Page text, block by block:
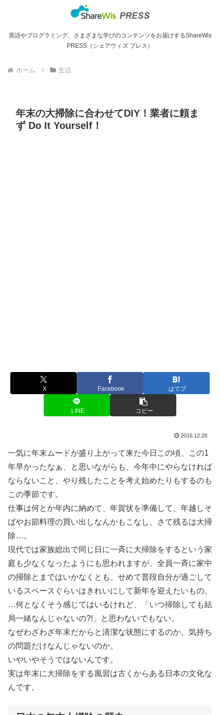
英語やプログラミング、さまざまな学びのコンテンツをお届けするShareWis
PRESS（シェアウィズ プレス）
ホーム 生活
年末の大掃除に合わせてDIY！業者に頼ま
ず Do It Yourself！
X Facebook はてブ
LINE コピー
2016.12.28
一気に年末ムードが盛り上がって来た今日この頃、この1
年早かったなぁ、と思いながらも、今年中にやらなければ
ならないこと、やり残したことを考え始めたりもするのも
この季節です。
仕事は何とか年内に納めて、年賀状を準備して、年越しそ
ばやお節料理の買い出しなんかもこなし、さて残るは大掃
除…。
現代では家族総出で同じ日に一斉に大掃除をするという家
庭も少なくなったようにも思われますが、全員一斉に家中
の掃除とまではいかなくとも、せめて普段自分が過ごして
いるスペースぐらいはきれいにして新年を迎えたいもの。
…何となくそう感じてはいるけれど、「いつ掃除しても結
局一緒なんじゃないの?!」と思わないでもない。
なぜわざわざ年末だからと清潔な状態にするのか。気持ち
の問題だけなんじゃないのか。
いやいやそうではないんです。
実は年末に大掃除をする風習は古くからある日本の文化な
んです。